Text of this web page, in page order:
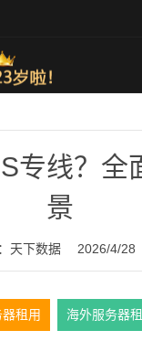
专线？
景
天下数据 2026/4/28
租用 海外服务器